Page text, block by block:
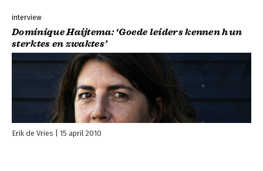
interview
Dominique Haijtema: ‘Goede leiders kennen hun
sterktes en zwaktes’
Erik de Vries 15 april 2010